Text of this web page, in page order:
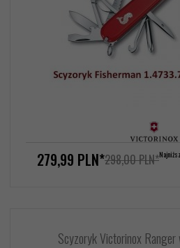
279,99 PLN*298,00 PLN*
Scyzoryk Victorinox